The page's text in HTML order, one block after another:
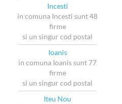
Incesti
in comuna Incesti sunt 48
firme
si un singur cod postal
Ioanis
in comuna Ioanis sunt 77
firme
si un singur cod postal
Iteu Nou